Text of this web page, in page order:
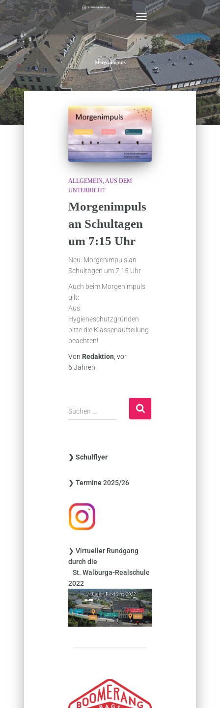
NAVIGATION
UMSCHALTEN
Morgenimpuls
ALLGEMEIN AUS DEM
UNTERRICHT
Morgenimpuls
an Schultagen
um 7:15 Uhr
Neu: Morgenimpuls an
Schultagen um 7:15 Uhr
Auch beim Morgenimpuls
gilt:
Aus
Hygieneschutzgründen
bitte die Klassenaufteilung
beachten!
Von Redaktion, vor
6 Jahren
S
u
n
a
h
:
Suchen …
❯ Schulflyer
❯ Termine 2025/26
❯ Virtueller Rundgang
durch die
St. Walburga-Realschule
2022